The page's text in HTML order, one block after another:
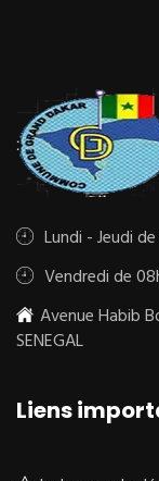
Lundi - Jeudi
Vendredi de
Avenue Habib
SENEGAL
Liens